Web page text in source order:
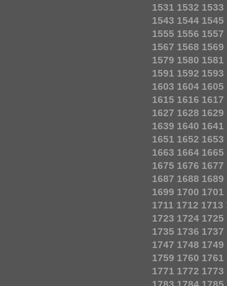
1531 1532 1533
1543 1544 1545
1555 1556 1557
1567 1568 1569
1579 1580 1581
1591 1592 1593
1603 1604 1605
1615 1616 1617
1627 1628 1629
1639 1640 1641
1651 1652 1653
1663 1664 1665
1675 1676 1677
1687 1688 1689
1699 1700 1701
1711 1712 1713
1723 1724 1725
1735 1736 1737
1747 1748 1749
1759 1760 1761
1771 1772 1773